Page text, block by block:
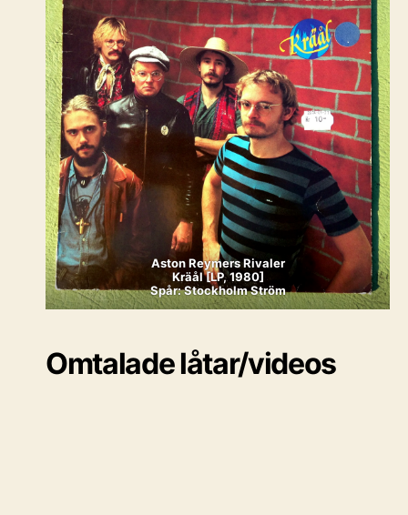
Aston Reymers Rivaler
Kräål [LP, 1980]
Spår: Stockholm Ström
Omtalade låtar/videos